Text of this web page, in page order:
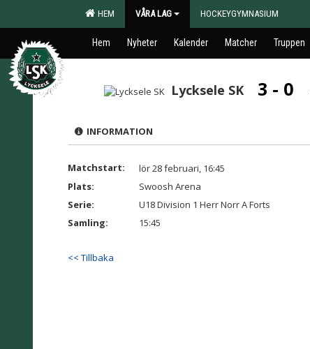
HEM VÅRA LAG HOCKEYGYMNASIUM
Hem Nyheter Kalender Matcher Truppen
Lycksele SK 3 - 0
INFORMATION
Matchstart:
lör 28 februari, 16:45
Plats:
Swoosh Arena
Serie:
U18 Division 1 Herr Norr A Forts
Samling:
15:45
<< Tillbaka